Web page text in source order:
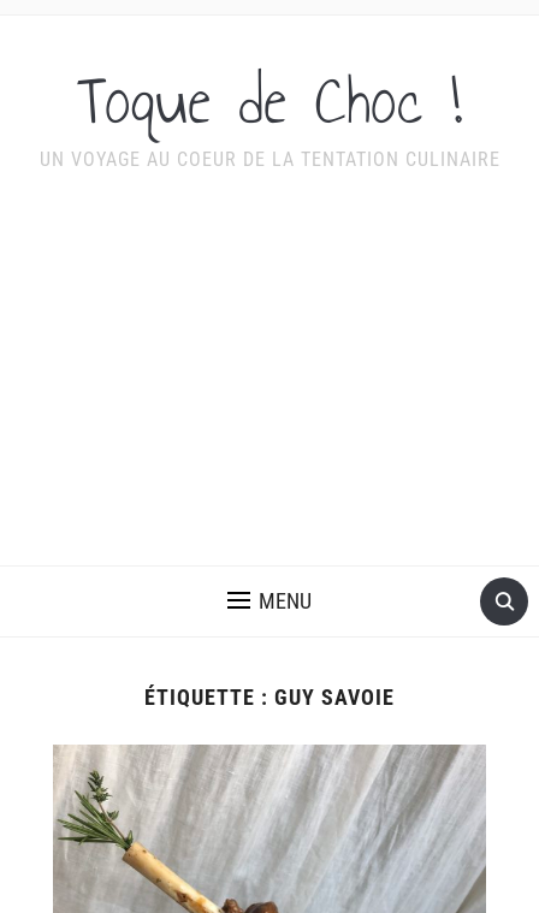
Toque de Choc !
UN VOYAGE AU COEUR DE LA TENTATION CULINAIRE
MENU
ÉTIQUETTE : GUY SAVOIE